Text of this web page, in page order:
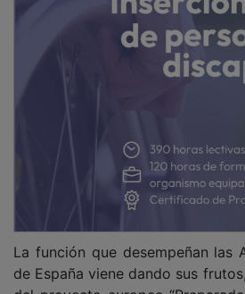
de España viene dando sus
del proyecto europeo